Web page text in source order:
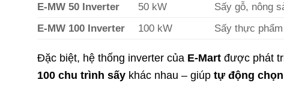
E-MW 50 Inverter
50 kW Sấy gỗ, nông
E-MW 100 Inverter
100 kW Sấy thực
Đặc biệt, hệ thống inverter của E-Mart được phát
100 chu trình sấy khác nhau – giúp tự động